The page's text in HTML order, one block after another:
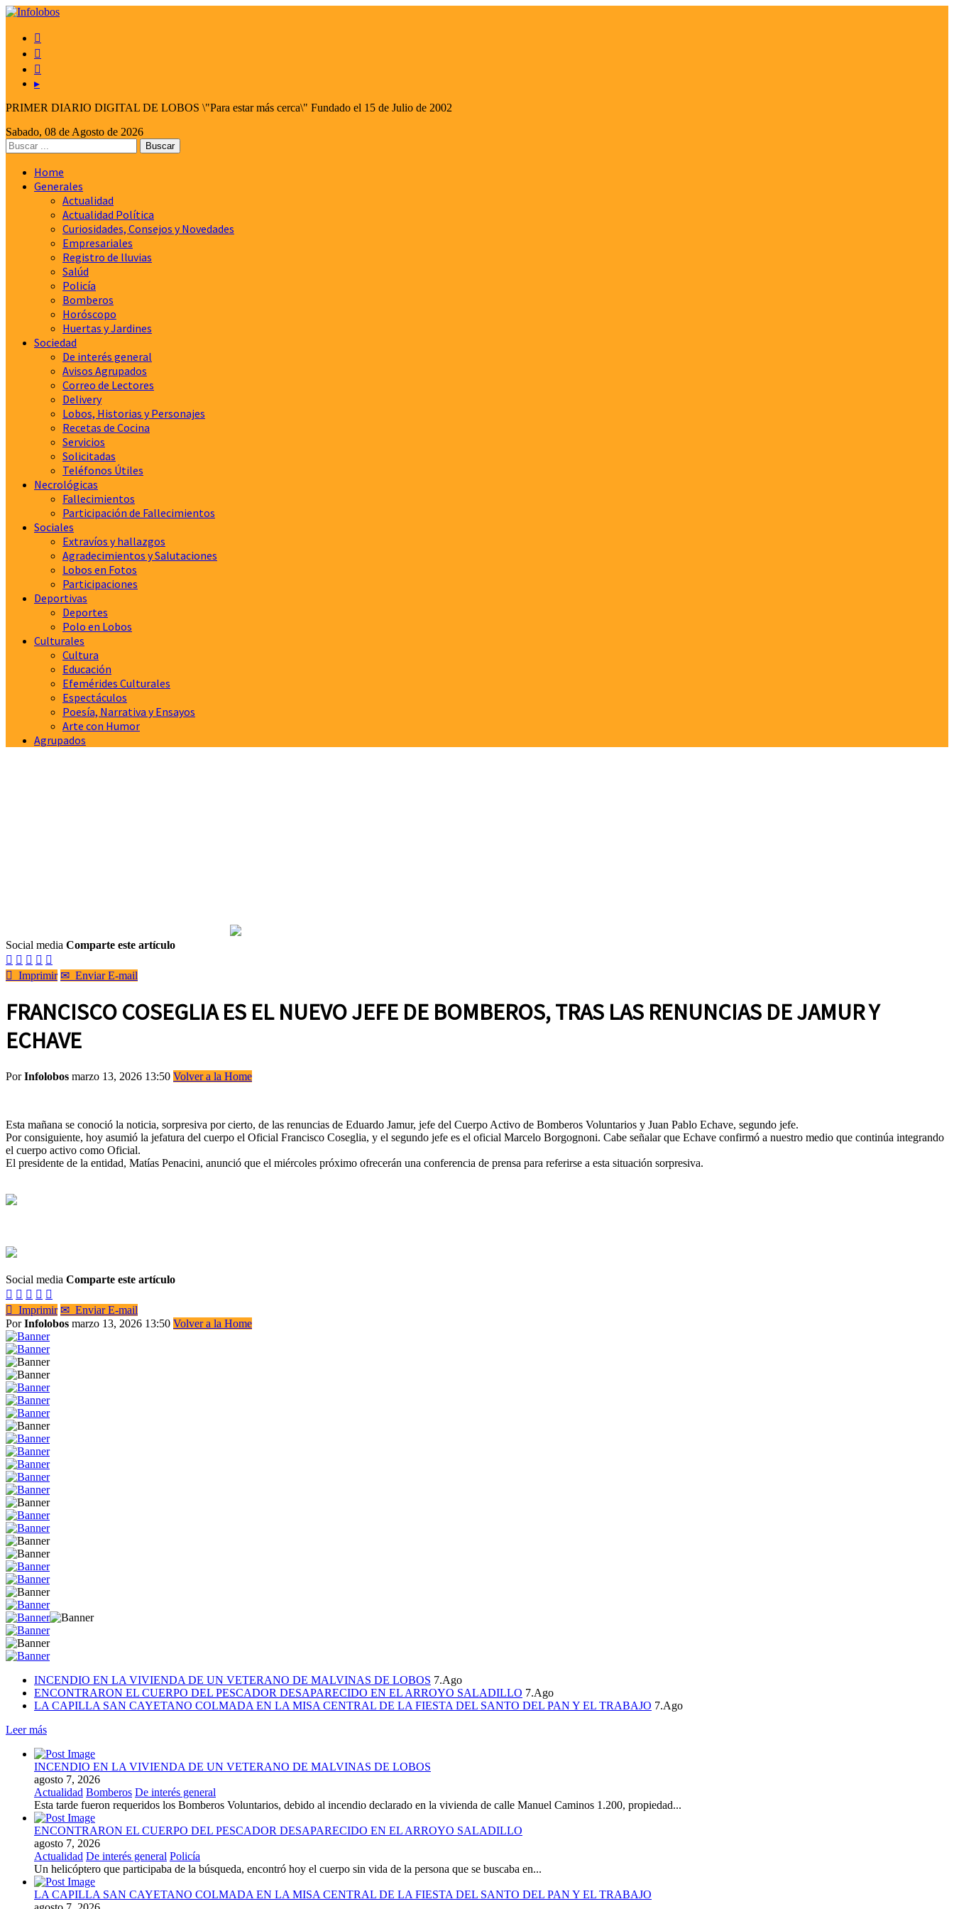



▸
PRIMER DIARIO DIGITAL DE LOBOS \"Para estar más cerca\" Fundado el 15 de Julio de 2002
Sabado, 08 de Agosto de 2026
Home
Generales
Actualidad
Actualidad Política
Curiosidades, Consejos y Novedades
Empresariales
Registro de lluvias
Salúd
Policía
Bomberos
Horóscopo
Huertas y Jardines
Sociedad
De interés general
Avisos Agrupados
Correo de Lectores
Delivery
Lobos, Historias y Personajes
Recetas de Cocina
Servicios
Solicitadas
Teléfonos Útiles
Necrológicas
Fallecimientos
Participación de Fallecimientos
Sociales
Extravíos y hallazgos
Agradecimientos y Salutaciones
Lobos en Fotos
Participaciones
Deportivas
Deportes
Polo en Lobos
Culturales
Cultura
Educación
Efemérides Culturales
Espectáculos
Poesía, Narrativa y Ensayos
Arte con Humor
Agrupados
Social media Comparte este artículo
    
 Imprimir ✉ Enviar E-mail
FRANCISCO COSEGLIA ES EL NUEVO JEFE DE BOMBEROS, TRAS LAS RENUNCIAS DE JAMUR Y
ECHAVE
PorInfolobos marzo 13, 2026 13:50 Volver a la Home
Esta mañana se conoció la noticia, sorpresiva por cierto, de las renuncias de Eduardo Jamur, jefe del Cuerpo Activo de Bomberos Voluntarios y Juan Pablo Echave, segundo jefe.
Por consiguiente, hoy asumió la jefatura del cuerpo el Oficial Francisco Coseglia, y el segundo jefe es el oficial Marcelo Borgognoni. Cabe señalar que Echave confirmó a nuestro medio que continúa integrando
el cuerpo activo como Oficial.
El presidente de la entidad, Matías Penacini, anunció que el miércoles próximo ofrecerán una conferencia de prensa para referirse a esta situación sorpresiva.
Social media Comparte este artículo
    
 Imprimir ✉ Enviar E-mail
PorInfolobos marzo 13, 2026 13:50 Volver a la Home
INCENDIO EN LA VIVIENDA DE UN VETERANO DE MALVINAS DE LOBOS 7.Ago
ENCONTRARON EL CUERPO DEL PESCADOR DESAPARECIDO EN EL ARROYO SALADILLO 7.Ago
LA CAPILLA SAN CAYETANO COLMADA EN LA MISA CENTRAL DE LA FIESTA DEL SANTO DEL PAN Y EL TRABAJO 7.Ago
Leer más
INCENDIO EN LA VIVIENDA DE UN VETERANO DE MALVINAS DE LOBOS
agosto 7, 2026
Actualidad Bomberos De interés general
Esta tarde fueron requeridos los Bomberos Voluntarios, debido al incendio declarado en la vivienda de calle Manuel Caminos 1.200, propiedad...
ENCONTRARON EL CUERPO DEL PESCADOR DESAPARECIDO EN EL ARROYO SALADILLO
agosto 7, 2026
Actualidad De interés general Policía
Un helicóptero que participaba de la búsqueda, encontró hoy el cuerpo sin vida de la persona que se buscaba en...
LA CAPILLA SAN CAYETANO COLMADA EN LA MISA CENTRAL DE LA FIESTA DEL SANTO DEL PAN Y EL TRABAJO